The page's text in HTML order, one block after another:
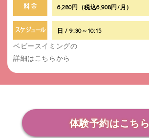
6,280円（税込6,908円/月）
日 / 9:30～10:15
ベビースイミングの
詳細はこちらから
体験予約はこちら